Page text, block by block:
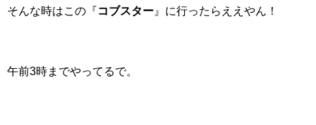
そんな時はこの『コブスター 』に行ったらええやん！
午前3時までやってるで。